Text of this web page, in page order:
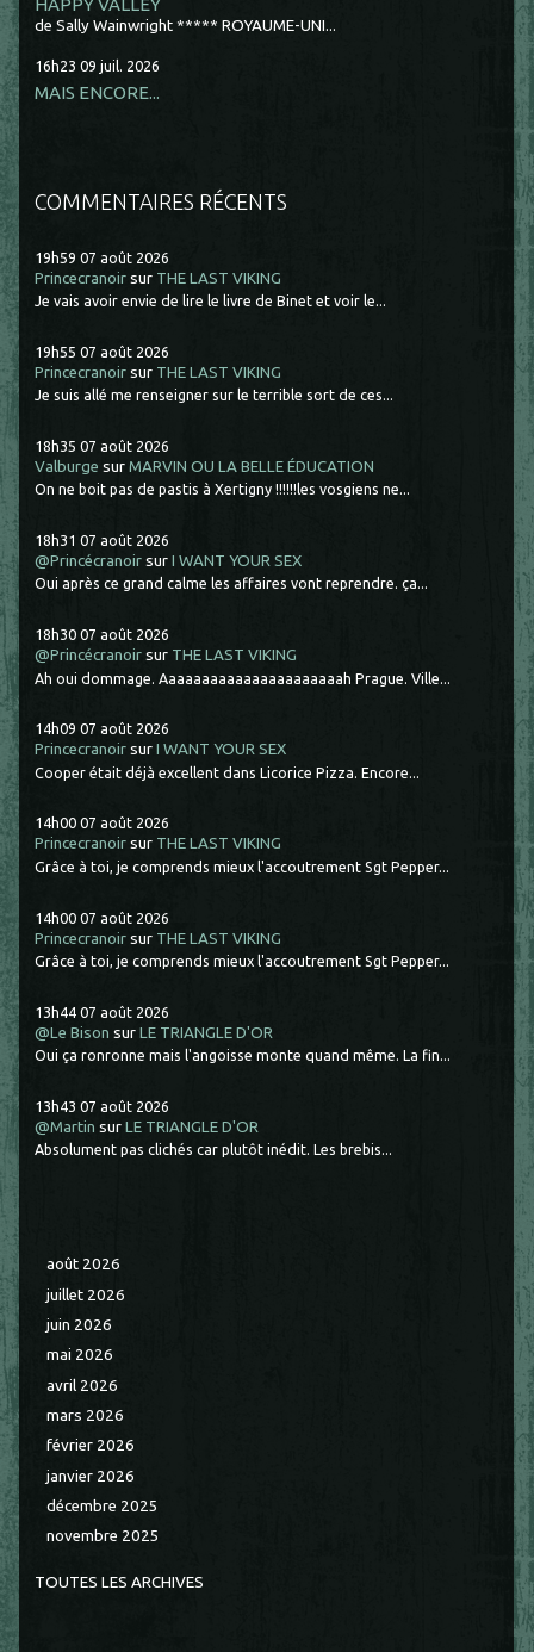
de Sally Wainwright ***** ROYAUME-UNI...
16h23 09 juil. 2026
MAIS ENCORE...
COMMENTAIRES RÉCENTS
19h59 07 août 2026
Princecranoir sur THE LAST VIKING
Je vais avoir envie de lire le livre de Binet et voir le...
19h55 07 août 2026
Princecranoir sur THE LAST VIKING
Je suis allé me renseigner sur le terrible sort de ces...
18h35 07 août 2026
Valburge surMARVIN OU LA BELLE ÉDUCATION
On ne boit pas de pastis à Xertigny !!!!!!les vosgiens ne...
18h31 07 août 2026
@Princécranoir surI WANT YOUR SEX
Oui après ce grand calme les affaires vont reprendre. ça...
18h30 07 août 2026
@Princécranoir sur THE LAST VIKING
Ah oui dommage. Aaaaaaaaaaaaaaaaaaaaaah Prague. Ville...
14h09 07 août 2026
Princecranoir surI WANT YOUR SEX
Cooper était déjà excellent dans Licorice Pizza. Encore...
14h00 07 août 2026
Princecranoir sur THE LAST VIKING
Grâce à toi, je comprends mieux l'accoutrement Sgt Pepper...
14h00 07 août 2026
Princecranoir sur THE LAST VIKING
Grâce à toi, je comprends mieux l'accoutrement Sgt Pepper...
13h44 07 août 2026
@Le Bison surLE TRIANGLE D'OR
Oui ça ronronne mais l'angoisse monte quand même. La fin...
13h43 07 août 2026
@Martin surLE TRIANGLE D'OR
Absolument pas clichés car plutôt inédit. Les brebis...
août 2026
juillet 2026
juin 2026
mai 2026
avril 2026
mars 2026
février 2026
janvier 2026
décembre 2025
novembre 2025
TOUTES LES ARCHIVES